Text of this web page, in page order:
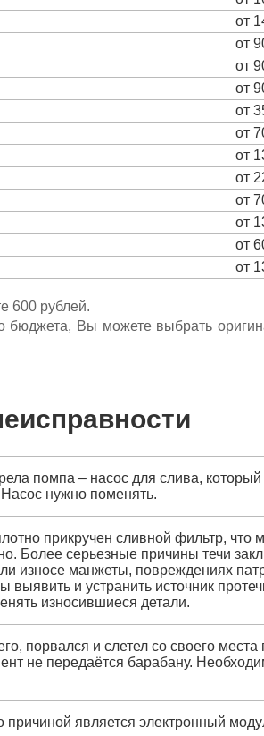
от
от
от
от
от
от
от
от
от
от
от
от
600 рублей.
бюджета, Вы можете выбрать
помпа – насос для слива,
нужно поменять.
прикручен сливной фильтр, что
Более серьезные причины течи
износе манжеты, повреждениях
выявить и устранить источник
износившиеся детали.
порвался и слетел со своего
не передаётся барабану.
причиной является электронный